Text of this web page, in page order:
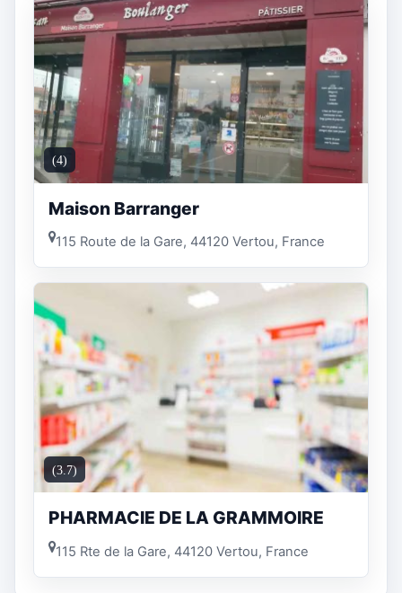
(4)
Maison Barranger
115 Route de la Gare, 44120 Vertou, France
(3.7)
PHARMACIE DE LA GRAMMOIRE
115 Rte de la Gare, 44120 Vertou, France